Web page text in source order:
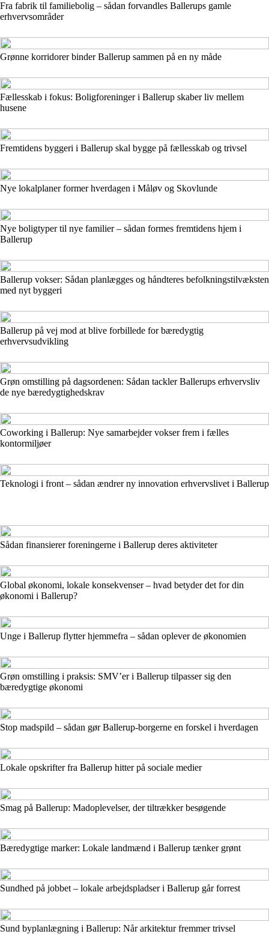
Fra fabrik til familiebolig – sådan forvandles Ballerups gamle
erhvervsområder
Grønne korridorer binder Ballerup sammen på en ny måde
Fællesskab i fokus: Boligforeninger i Ballerup skaber liv mellem
husene
Fremtidens byggeri i Ballerup skal bygge på fællesskab og trivsel
Nye lokalplaner former hverdagen i Måløv og Skovlunde
Nye boligtyper til nye familier – sådan formes fremtidens hjem i
Ballerup
Ballerup vokser: Sådan planlægges og håndteres befolkningstilvæksten
med nyt byggeri
Ballerup på vej mod at blive forbillede for bæredygtig
erhvervsudvikling
Grøn omstilling på dagsordenen: Sådan tackler Ballerups erhvervsliv
de nye bæredygtighedskrav
Coworking i Ballerup: Nye samarbejder vokser frem i fælles
kontormiljøer
Teknologi i front – sådan ændrer ny innovation erhvervslivet i Ballerup
Sådan finansierer foreningerne i Ballerup deres aktiviteter
Global økonomi, lokale konsekvenser – hvad betyder det for din
økonomi i Ballerup?
Unge i Ballerup flytter hjemmefra – sådan oplever de økonomien
Grøn omstilling i praksis: SMV’er i Ballerup tilpasser sig den
bæredygtige økonomi
Stop madspild – sådan gør Ballerup-borgerne en forskel i hverdagen
Lokale opskrifter fra Ballerup hitter på sociale medier
Smag på Ballerup: Madoplevelser, der tiltrækker besøgende
Bæredygtige marker: Lokale landmænd i Ballerup tænker grønt
Sundhed på jobbet – lokale arbejdspladser i Ballerup går forrest
Sund byplanlægning i Ballerup: Når arkitektur fremmer trivsel